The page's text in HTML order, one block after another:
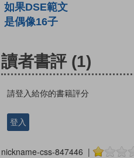
如果DSE範文
是偶像16子
讀者書評 (1)
請登入給你的書籍評分
登入
nickname-css-847446 |